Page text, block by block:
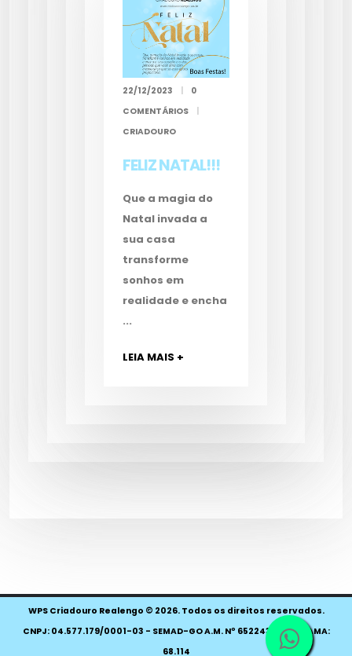
22/12/2023
0
COMENTÁRIOS
CRIADOURO
FELIZ NATAL!!!
Que a magia do
Natal invada a
sua casa
transforme
sonhos em
realidade e encha
...
LEIA MAIS +
WPS Criadouro Realengo © 2026. Todos os direitos reservados.
CNPJ: 04.577.179/0001-03 - SEMAD-GO A.M. Nº 652243 - CTF IBAMA:
68.114